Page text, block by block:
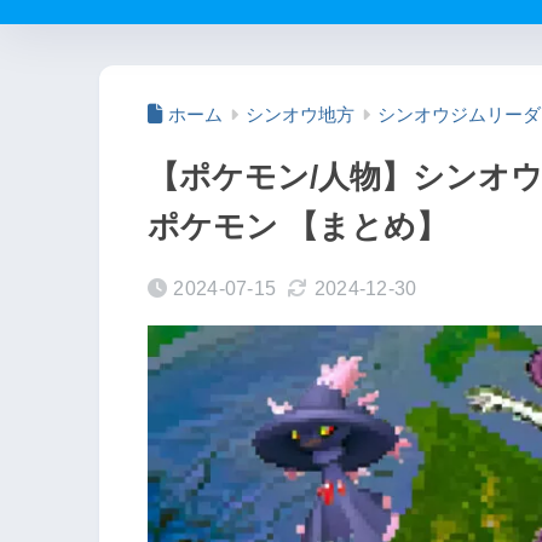
ホーム シンオウ地方 シンオウジムリー
【ポケモン/人物】シンオ
ポケモン 【まとめ】
2024-07-15 2024-12-30